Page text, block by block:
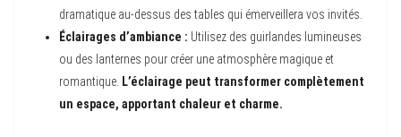
dramatique au-dessus des tables qui émerveillera vos invités.
Éclairages d’ambiance : Utilisez des guirlandes lumineuses
ou des lanternes pour créer une atmosphère magique et
romantique. L’éclairage peut transformer complètement
un espace, apportant chaleur et charme.